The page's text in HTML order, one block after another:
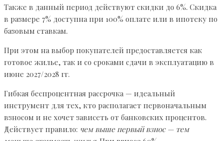
Также в данный период действуют скидки до 6%. Скидка
в размере 7% доступна при 100% оплате или в ипотеку по
базовым ставкам.
При этом на выбор покупателей предоставляется как
готовое жилье, так и со сроками сдачи в эксплуатацию в
июне 2027/2028 гг.
Гибкая беспроцентная рассрочка — идеальный
инструмент для тех, кто располагает первоначальным
взносом и не хочет зависеть от банковских процентов.
Действует правило: чем выше первый взнос — тем